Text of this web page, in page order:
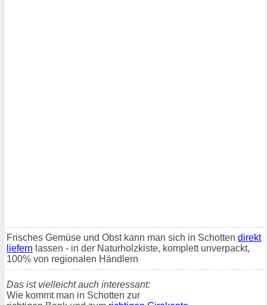
Frisches Gemüse und Obst kann man sich in Schotten direkt
liefern lassen - in der Naturholzkiste, komplett unverpackt,
100% von regionalen Händlern
Das ist vielleicht auch interessant:
Wie kommt man in Schotten zur